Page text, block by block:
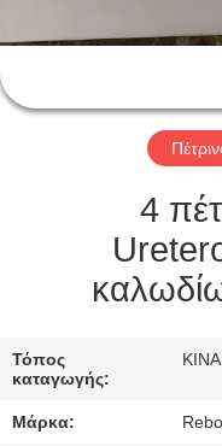
ΜΑΣ
ΕΛΆΤΕ
ΈΝΑ
ΑΠΌΣΠΑΣΜΑ
4
Τόπος
καταγωγής:
ΚΙΝΑ
Μάρκα: